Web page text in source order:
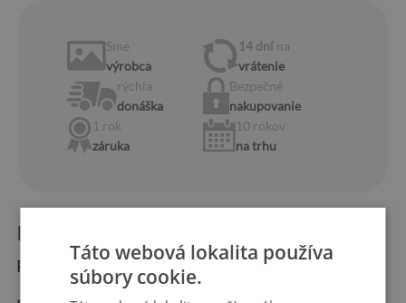
Sme
výrobca
14 dní na
vrátenie
rýchla
donáška
Bezpečné
nakupovanie
1 rok
záruka
10 rokov
na trhu
Informácie o produkte:
Rozmery produktu:
Táto webová lokalita používa
súbory cookie.